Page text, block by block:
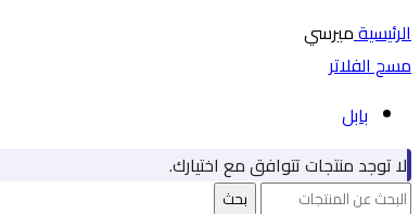
الرئيسيةميرسي
مسح الفلاتر
بابل
لا توجد منتجات تتوافق مع اختيارك.
بحث